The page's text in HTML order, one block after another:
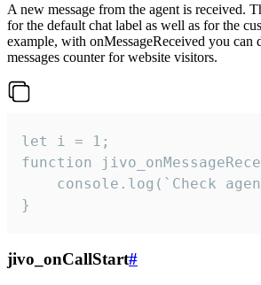
A new message from the agent is received.
for the default chat label as well as for the
example, with onMessageReceived you can
messages counter for website visitors.
let i = 1;
function
}
jivo_onCallStart#